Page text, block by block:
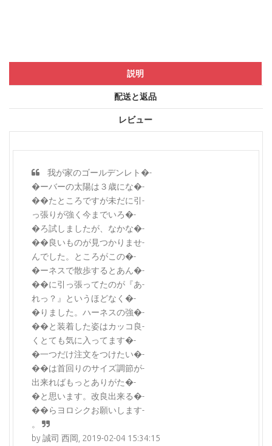
説明
配送と返品
レビュー
我が家のゴールデンレト�-
�ーバーの太陽は３歳にな�-
��たところですが未だに引-
っ張りが強く今までいろ�-
�ろ試しましたが、なかな�-
��良いものが見つかりませ-
んでした。ところがこの�-
�ーネスで散歩するとあん�-
��に引っ張ってたのが『あ-
れっ？』というほどなく�-
�りました。ハーネスの強�-
��と装着した姿はカッコ良-
くとても気に入ってます�-
�一つだけ注文をつけたい�-
��は首回りのサイズ調節が-
出来ればもっとありがた�-
�と思います。改良出来る�-
��らヨロシクお願いします-
。
by 誠司 西岡, 2019-02-04 15:34:15